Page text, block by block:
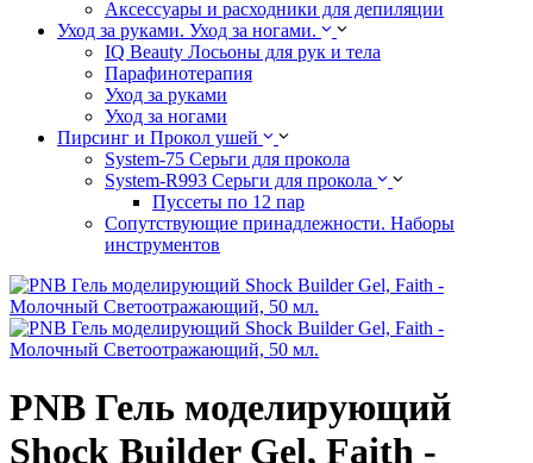
Аксессуары и расходники для депиляции
Уход за руками. Уход за ногами.
IQ Beauty Лосьоны для рук и тела
Парафинотерапия
Уход за руками
Уход за ногами
Пирсинг и Прокол ушей
System-75 Серьги для прокола
System-R993 Серьги для прокола
Пуссеты по 12 пар
Cопутствующие принадлежности. Наборы
инструментов
PNB Гель моделирующий
Shock Builder Gel, Faith -